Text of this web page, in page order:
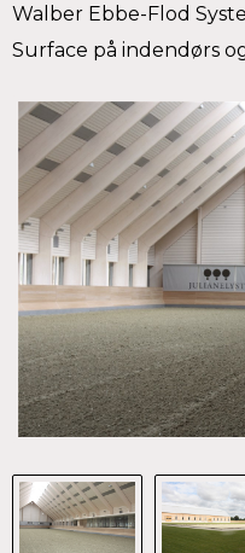
Walber Ebbe-Flod
Surface på indendørs